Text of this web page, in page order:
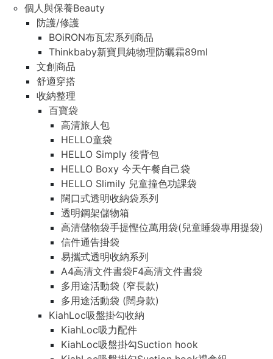
個人與保養Beauty
防護/修護
BOiRON布瓦宏系列商品
Thinkbaby新寶貝純物理防曬霜89ml
文創商品
舒適穿搭
收納整理
百寶袋
高清旅人包
HELLO童袋
HELLO Simply 後背包
HELLO Boxy 今天午餐自己袋
HELLO Slimily 兒童撞色功課袋
闊口式透明收納袋系列
透明鋼架儲物箱
高清儲物袋手提慳位萬用袋(兒童睡袋專用提袋)
信件通告掛袋
易攜式透明收納系列
A4高清文件書袋F4高清文件書袋
多用途活動袋 (窄長款)
多用途活動袋 (闊身款)
KiahLoc吸盤掛勾收納
KiahLoc吸力配件
KiahLoc吸盤掛勾Suction hook